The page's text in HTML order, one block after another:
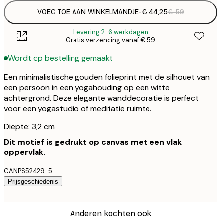
VOEG TOE AAN WINKELMANDJE-€ 44,25€ 59
Levering 2-6 werkdagen
Gratis verzending vanaf € 59
Wordt op bestelling gemaakt
Een minimalistische gouden folieprint met de silhouet van
een persoon in een yogahouding op een witte
achtergrond. Deze elegante wanddecoratie is perfect
voor een yogastudio of meditatie ruimte.
Diepte: 3,2 cm
Dit motief is gedrukt op canvas met een vlak
oppervlak.
CANPS52429-5
Prijsgeschiedenis
Anderen kochten ook